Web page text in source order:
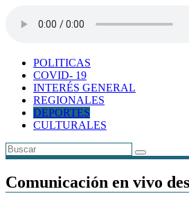
POLITICAS
COVID- 19
INTERÉS GENERAL
REGIONALES
DEPORTES
CULTURALES
Comunicación en vivo